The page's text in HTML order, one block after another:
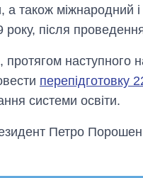
а також міжнародний
року, після
наступного
перепідготовку
системи освіти.
Петро